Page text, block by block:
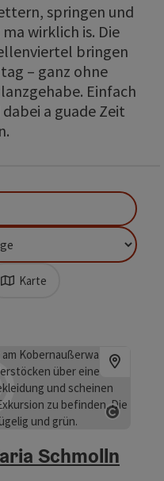
springen und
wirklich is. Die
bringen
– ganz ohne
Einfach
a guade Zeit
Karte
Schmolln